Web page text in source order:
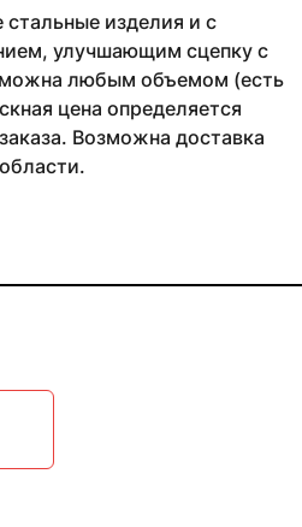
стальные изделия и с
улучшающим сцепку с
любым объемом (есть
цена определяется
Возможна доставка